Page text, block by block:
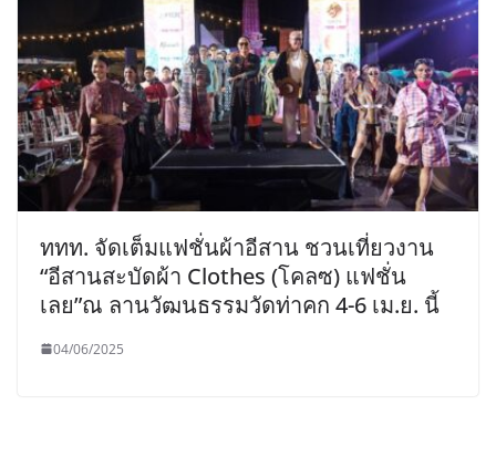
ททท. จัดเต็มแฟชั่นผ้าอีสาน ชวนเที่ยวงาน
“อีสานสะบัดผ้า Clothes (โคลซ) แฟชั่น
เลย”ณ ลานวัฒนธรรมวัดท่าคก 4-6 เม.ย. นี้
04/06/2025